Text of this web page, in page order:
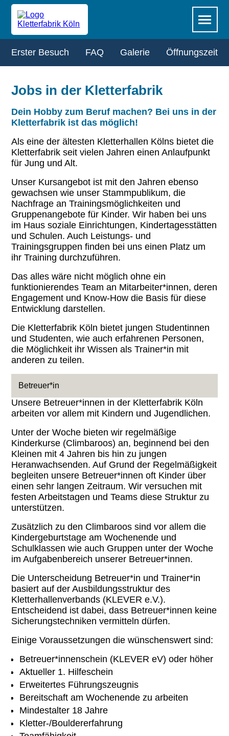
Zum
Hauptinhalt
springen
überspringen
Erster Besuch FAQ Galerie Öffnungszeiten
Jobs in der Kletterfabrik
Dein Hobby zum Beruf machen? Bei uns in der
Kletterfabrik ist das möglich!
Als eine der ältesten Kletterhallen Kölns bietet die
Kletterfabrik seit vielen Jahren einen Anlaufpunkt
für Jung und Alt.
Unser Kursangebot ist mit den Jahren ebenso
gewachsen wie unser Stammpublikum, die
Nachfrage an Trainingsmöglichkeiten und
Gruppenangebote für Kinder. Wir haben bei uns
im Haus soziale Einrichtungen, Kindertagesstätten
und Schulen. Auch Leistungs- und
Trainingsgruppen finden bei uns einen Platz um
ihr Training durchzuführen.
Das alles wäre nicht möglich ohne ein
funktionierendes Team an Mitarbeiter*innen, deren
Engagement und Know-How die Basis für diese
Entwicklung darstellen.
Die Kletterfabrik Köln bietet jungen Studentinnen
und Studenten, wie auch erfahrenen Personen,
die Möglichkeit ihr Wissen als Trainer*in mit
anderen zu teilen.
Betreuer*in
Unsere Betreuer*innen in der Kletterfabrik Köln
arbeiten vor allem mit Kindern und Jugendlichen.
Unter der Woche bieten wir regelmäßige
Kinderkurse (Climbaroos) an, beginnend bei den
Kleinen mit 4 Jahren bis hin zu jungen
Heranwachsenden. Auf Grund der Regelmäßigkeit
begleiten unsere Betreuer*innen oft Kinder über
einen sehr langen Zeitraum. Wir versuchen mit
festen Arbeitstagen und Teams diese Struktur zu
unterstützen.
Zusätzlich zu den Climbaroos sind vor allem die
Kindergeburtstage am Wochenende und
Schulklassen wie auch Gruppen unter der Woche
im Aufgabenbereich unserer Betreuer*innen.
Die Unterscheidung Betreuer*in und Trainer*in
basiert auf der Ausbildungsstruktur des
Kletterhallenverbands (KLEVER e.V.).
Entscheidend ist dabei, dass Betreuer*innen keine
Sicherungstechniken vermitteln dürfen.
Einige Voraussetzungen die wünschenswert sind:
Betreuer*innenschein (KLEVER eV) oder höher
Aktueller 1. Hilfeschein
Erweitertes Führungszeugnis
Bereitschaft am Wochenende zu arbeiten
Mindestalter 18 Jahre
Kletter-/Bouldererfahrung